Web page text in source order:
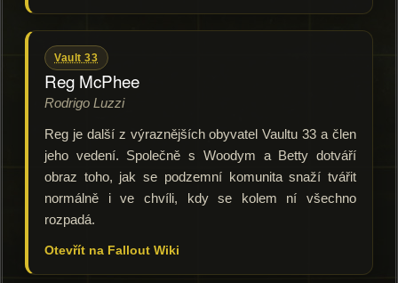
Reg McPhee
Rodrigo Luzzi
Vault 33
Reg je další z výraznějších obyvatel Vaultu 33 a člen
jeho vedení. Společně s Woodym a Betty dotváří
obraz toho, jak se podzemní komunita snaží tvářit
normálně i ve chvíli, kdy se kolem ní všechno
rozpadá.
Otevřít na Fallout Wiki